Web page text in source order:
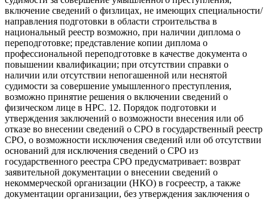
включение сведений о физлицах, не имеющих специальности/
направления подготовки в области строительства в
национальный реестр возможно, при наличии диплома о
переподготовке; представление копии диплома о
профессиональной переподготовке в качестве документа о
повышении квалификации; при отсутствии справки о
наличии или отсутствии непогашенной или неснятой
судимости за совершение умышленного преступления,
возможно принятие решения о включении сведений о
физическом лице в НРС. 12. Порядок подготовки и
утверждения заключений о возможности внесения или об
отказе во внесении сведений о СРО в государственный реестр
СРО, о возможности исключения сведений или об отсутствии
оснований для исключения сведений о СРО из
государственного реестра СРО предусматривает: возврат
заявительной документации о внесении сведений о
некоммерческой организации (НКО) в госреестр, а также
документации организации, без утверждения заключения о